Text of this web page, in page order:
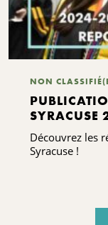
NON
Découvrez les
Syracuse !